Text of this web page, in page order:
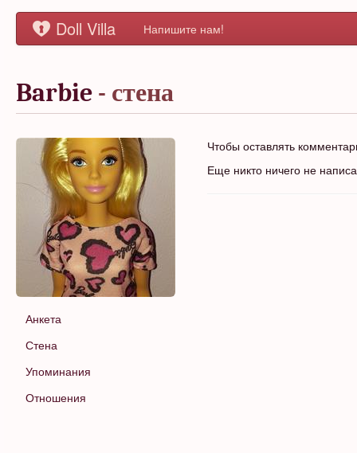
Doll Villa Напишите нам!
Barbie - стена
Анкета
Стена
Упоминания
Отношения
Чтобы оставлять
Еще никто ничего не